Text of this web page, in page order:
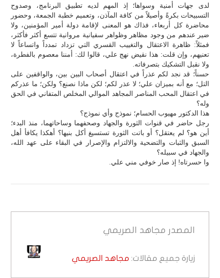
لدى جهات أمنية وسواها؛ إذ المهم لديه تطبيق البرنامج، وصدوح
التسبيحات بكرةً وأصيلاً من كافة المآذن، وتعميم خطبة الجمعة، وحضور
محاضرة كل أربعاء، فذاك هو المعنى لإقامة دولة أمير المؤمنين، ولا
ضير عندهم من وجود مظاهر وظواهر سفيانية مروانية تتسع أكثر فأكثر،
فمثلاً: ظاهرة الاعتقال والتغييب القسري التي تزداد تمدداً واتساعاً لا
تعنيهم، وإن قلت: هذا نقيض نهج علي، قالوا لك: أمننا معصوم بالفطرة،
ولا نقبل التشكيك بتصرفاته.
حسناً؛ قد نجد لكم عذراً في اعتقال أصحاب البين بين، والواقفين على
التل؛ مع أنه بميزان علي؛ لا عذر لكم؛ لكن ماذا نصنع؟ ولكن؛ ما عذركم
في اعتقال المحب المناصر المجاهد الموالي المخلص المتفاني في الحق
وله؟
هذا الدكتور مهيوب الحسام؛ نموذج وأي نموذج؟
رجل حاضر في قنوات الثورة والجهاد وصحفهما وساحاتهما، منذ البدء؛
أين هو؟ لم يعتقل؟ أو باتت الثورة تستسيغ أكل بنيها؟ أهكذا يكافأ أهل
السبق والثبات والتضحية والالتزام والإصرار في البقاء على عهد الله،
والجهاد في سبيله؟
وا حسرتاه! إذ صار خوفي مني علي.
المصدر مجاهد الصريمي
زيارة جميع مقالات: مجاهد الصريمي